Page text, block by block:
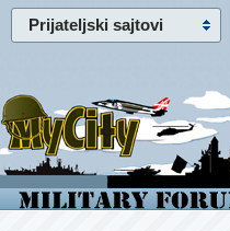
Prijateljski sajtovi